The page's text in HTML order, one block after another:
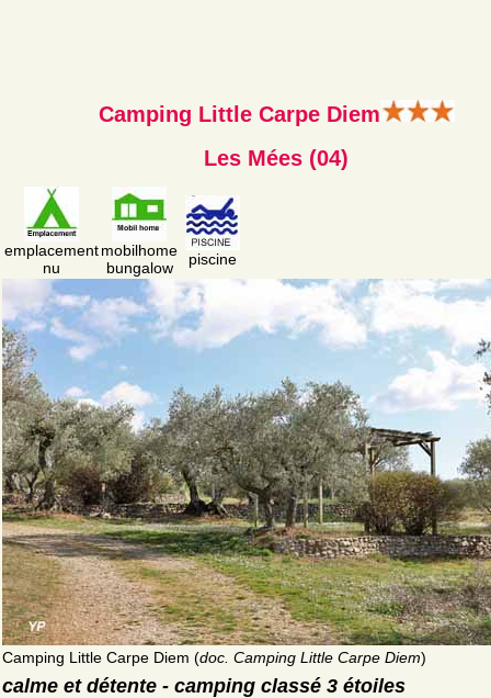
Camping Little Carpe Diem
Les Mées (04)
emplacement
nu
mobilhome
bungalow
piscine
Camping Little Carpe Diem (doc. Camping Little Carpe Diem)
calme et détente - camping classé 3 étoiles